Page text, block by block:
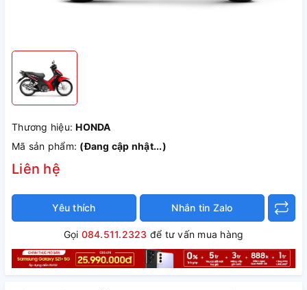
Thương hiệu:HONDA
Mã sản phẩm: (Đang cập nhật...)
Liên hệ
Yêu thích Nhắn tin Zalo
Gọi 084.511.2323 để tư vấn mua hàng